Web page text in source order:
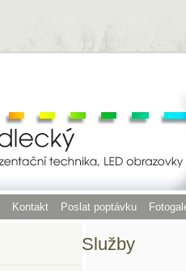
Kontakt Poslat poptávku
Služby